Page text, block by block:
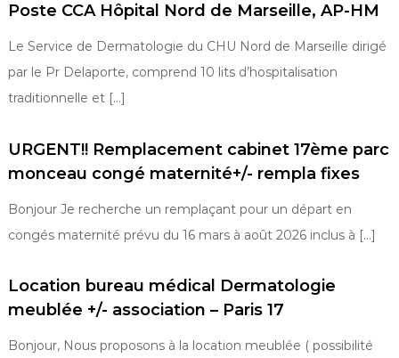
Poste CCA Hôpital Nord de Marseille, AP-HM
Le Service de Dermatologie du CHU Nord de Marseille dirigé
par le Pr Delaporte, comprend 10 lits d’hospitalisation
traditionnelle et […]
URGENT!! Remplacement cabinet 17ème parc
monceau congé maternité+/- rempla fixes
Bonjour Je recherche un remplaçant pour un départ en
congés maternité prévu du 16 mars à août 2026 inclus à […]
Location bureau médical Dermatologie
meublée +/- association – Paris 17
Bonjour, Nous proposons à la location meublée ( possibilité